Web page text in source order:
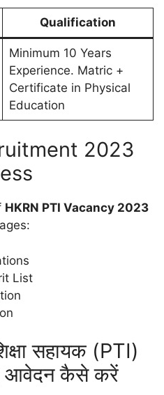
Qualification
Minimum 10 Years
Experience. Matric +
Certificate in Physical
Education
2023
HKRN PTI Vacancy 2023
List
सहायक (PTI)
आवेदन कैसे करें